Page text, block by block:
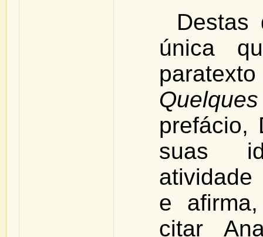
Destas
única
prefácio,
suas
e
citar